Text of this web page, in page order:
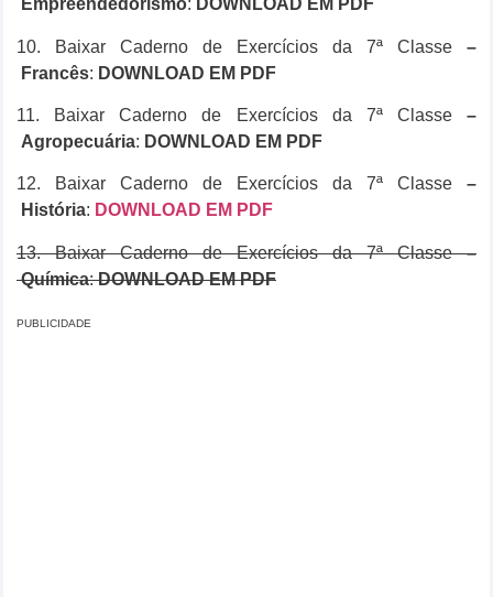
Empreendedorismo: DOWNLOAD EM PDF
10. Baixar Caderno de Exercícios da 7ª Classe –
Francês: DOWNLOAD EM PDF
11. Baixar Caderno de Exercícios da 7ª Classe–
Agropecuária: DOWNLOAD EM PDF
12. Baixar Caderno de Exercícios da 7ª Classe –
História: DOWNLOAD EM PDF
13. Baixar Caderno de Exercícios da 7ª Classe–
Química:DOWNLOAD EM PDF
PUBLICIDADE